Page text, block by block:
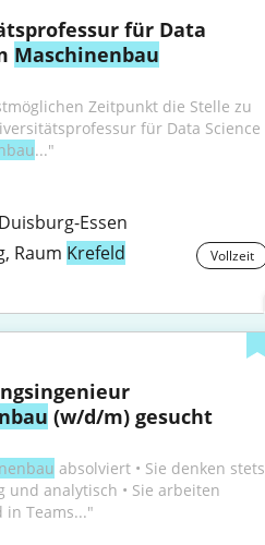
für Data
Maschinenbau
Zeitpunkt die Stelle zu
für Data Science
..."
Essen
Raum Krefeld Vollzeit
(w/d/m) gesucht
absolviert • Sie denken stets
und analytisch • Sie arbeiten
in Teams..."